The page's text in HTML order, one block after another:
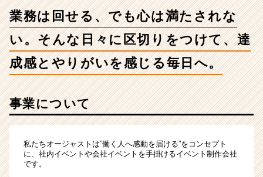
い。
そ
ん
な
日々
に
を
け
て、
業務は回せる、でも心は満たされな
い。そんな日々に区切りをつけて、達
成感とやりがいを感じる毎日へ。
事業について
私たちオージャストは”働く人へ感動を届ける”をコンセプト
に、社内イベントや会社イベントを手掛けるイベント制作会社
です。